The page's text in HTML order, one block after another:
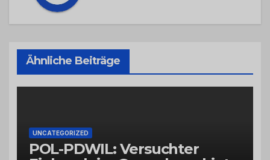
Ähnliche Beiträge
UNCATEGORIZED
POL-PDWIL: Versuchter